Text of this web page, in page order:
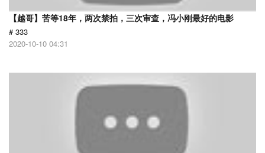
【越哥】苦等18年，两次禁拍，三次审查，冯小刚最好的电影
# 333
2020-10-10 04:31